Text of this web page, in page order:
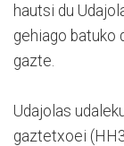
hautsi du
gehiago batuko
gazte.
Udajolas
gaztetxoei